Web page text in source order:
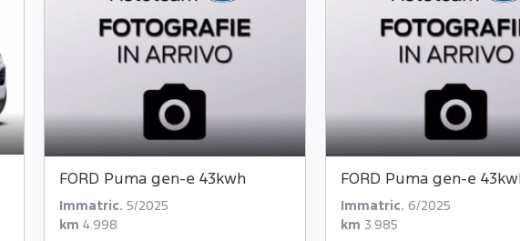
FORD Puma gen-e 43kwh
Immatric. 5/2025
km 4.998
FORD Puma gen-e
Immatric. 6/2025
km 3.985